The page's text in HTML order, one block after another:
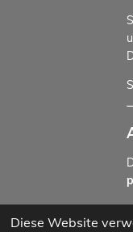
Diese Website